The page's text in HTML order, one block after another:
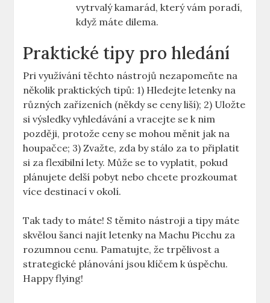
vytrvalý kamarád, který vám poradí,
když máte dilema.
Praktické tipy pro hledání
Pri využívání těchto nástrojů nezapomeňte na
několik praktických tipů: 1) Hledejte letenky na
různých zařízeních (někdy se ceny liší); 2) Uložte
si výsledky vyhledávání a vracejte se k nim
později, protože ceny se mohou měnit jak na
houpačce; 3) Zvažte, zda by stálo za to připlatit
si za flexibilní lety. Může se to vyplatit, pokud
plánujete delší pobyt nebo chcete prozkoumat
více destinací v okolí.
Tak tady to máte! S těmito nástroji a tipy máte
skvělou šanci najít letenky na Machu Picchu za
rozumnou cenu. Pamatujte, že trpělivost a
strategické plánování jsou klíčem k úspěchu.
Happy flying!